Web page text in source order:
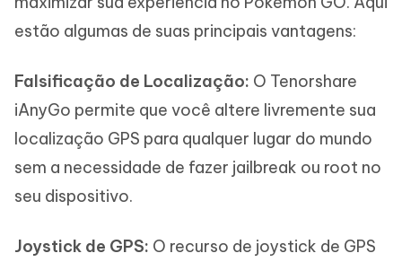
estão algumas de suas principais vantagens:
Falsificação de Localização: O Tenorshare
iAnyGo permite que você altere livremente sua
localização GPS para qualquer lugar do mundo
sem a necessidade de fazer jailbreak ou root no
seu dispositivo.
Joystick de GPS: O recurso de joystick de GPS